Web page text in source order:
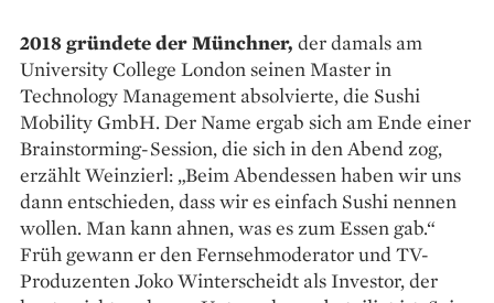
2018 gründete der Münchner, der damals am
University College London seinen Master in
Technology Management absolvierte, die ­Sushi
Mobility GmbH. Der Name ergab sich am Ende einer
Brainstorming-Session, die sich in den Abend zog,
erzählt Weinzierl: „Beim Abend­essen haben wir uns
dann entschieden, dass wir es einfach Sushi nennen
wollen. Man kann ahnen, was es zum Essen gab.“
Früh gewann er den Fernsehmoderator und TV-
Produzenten Joko Winterscheidt als ­Investor, der